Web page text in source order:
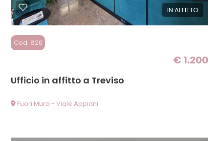
IN AFFITTO
Cod. 820
€ 1.200
Ufficio in affitto a Treviso
Fuori Mura - Viale Appiani